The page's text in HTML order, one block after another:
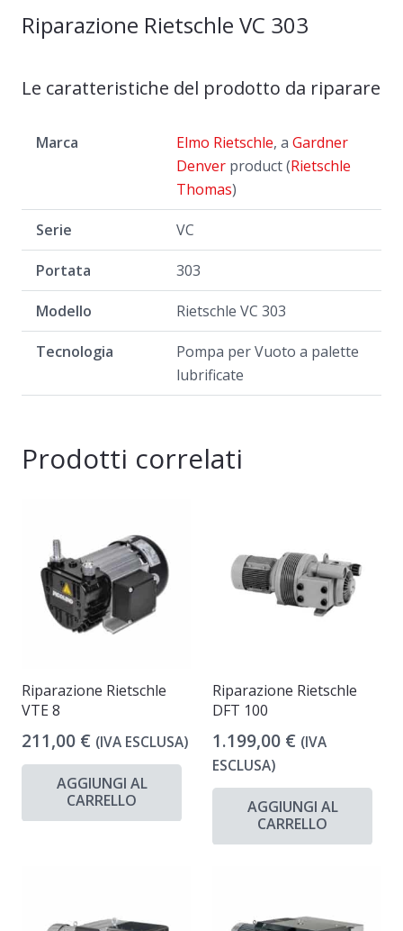
Riparazione Rietschle VC 303
Le caratteristiche del prodotto da riparare
Marca Elmo Rietschle, a Gardner
Denver product (Rietschle
Thomas)
Serie VC
Portata 303
Modello Rietschle VC 303
Tecnologia
Pompa per Vuoto a palette
lubrificate
Prodotti correlati
Riparazione Rietschle
VTE 8
211,00 € (IVA ESCLUSA)
AGGIUNGI AL
CARRELLO
Riparazione Rietschle
DFT 100
1.199,00 € (IVA
ESCLUSA)
AGGIUNGI AL
CARRELLO